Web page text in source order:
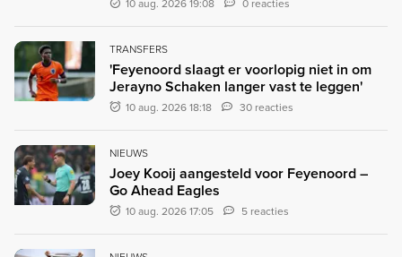
10 aug. 2026 19:08 0 reacties
TRANSFERS
'Feyenoord slaagt er voorlopig niet in om
Jerayno Schaken langer vast te leggen'
10 aug. 2026 18:18 30 reacties
NIEUWS
Joey Kooij aangesteld voor Feyenoord –
Go Ahead Eagles
10 aug. 2026 17:05 5 reacties